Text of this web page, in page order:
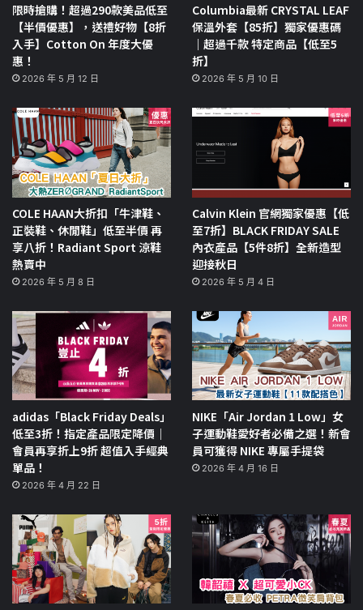
限時搶購！超過290款美品低至
【半價優惠】，送禮好物【8折
入手】Cotton On 年度大優
惠！
2026 年 5 月 12 日
Columbia最新 CRYSTAL LEAF
保溫外套【85折】獨家優惠碼
｜超過千款 特定商品【低至5
折】
2026 年 5 月 10 日
COLE HAAN大折扣「牛津鞋、
正裝鞋、休閒鞋」低至半價 再
享八折！Radiant Sport 涼鞋
熱賣中
2026 年 5 月 8 日
Calvin Klein 官網獨家優惠【低
至7折】BLACK FRIDAY SALE
內衣產品【5件8折】全新造型
迎接秋日
2026 年 5 月 4 日
adidas「Black Friday Deals」
低至3折！指定產品限定降價｜
會員再享折上9折 超值入手經典
單品！
2026 年 4 月 22 日
NIKE「Air Jordan 1 Low」女
子運動鞋愛好者必備之選！新會
員可獲得 NIKE 專屬手提袋
2026 年 4 月 16 日